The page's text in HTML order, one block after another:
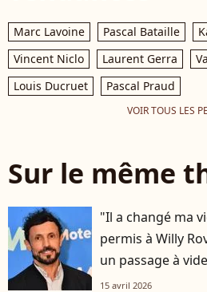
Marc Lavoine Pascal Bataille
Vincent Niclo
Laurent Gerra
Louis Ducruet
Pascal Praud
VOIR TOUS LES
Sur le même
"Il a changé ma
permis à Willy
un passage à
15 avril 2026